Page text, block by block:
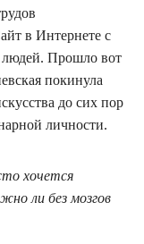
в Интернете с
людей. Прошло вот
покинула
до сих пор
личности.
хочется
ли без мозгов